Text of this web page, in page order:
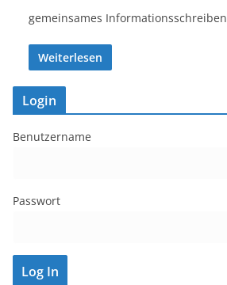
gemeinsames
Weiterlesen
Login
Benutzername
Passwort